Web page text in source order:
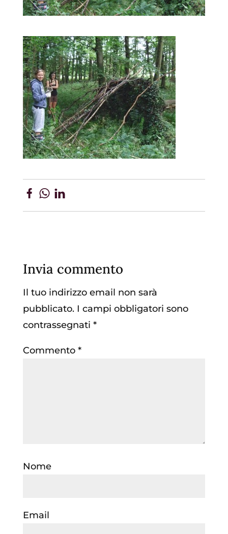
Invia commento
Il tuo indirizzo email non sarà
pubblicato. I campi obbligatori sono
contrassegnati *
Commento *
Nome
Email